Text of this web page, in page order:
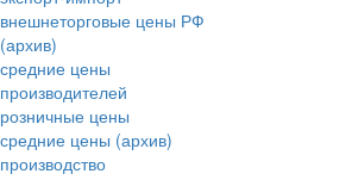
внешнеторговые цены РФ
(архив)
средние цены
производителей
розничные цены
средние цены (архив)
производство